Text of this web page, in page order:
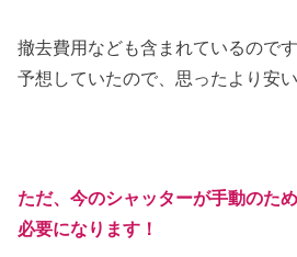
撤去費用なども含まれているので
予想していたので、思ったより安
ただ、今のシャッターが手動のた
必要になります！